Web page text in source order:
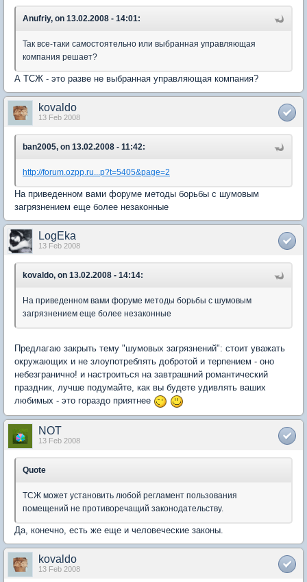
Anufriy, on 13.02.2008 - 14:01:
Так все-таки самостоятельно или выбранная управляющая
компания решает?
А ТСЖ - это разве не выбранная управляющая компания?
kovaldo
13 Feb 2008
ban2005, on 13.02.2008 - 11:42:
http://forum.ozpp.ru...p?t=5405&page=2
На приведенном вами форуме методы борьбы с шумовым
загрязнением еще более незаконные
LogEka
13 Feb 2008
kovaldo, on 13.02.2008 - 14:14:
На приведенном вами форуме методы борьбы с шумовым
загрязнением еще более незаконные
Предлагаю закрыть тему "шумовых загрязнений": стоит уважать
окружающих и не злоупотреблять добротой и терпением - оно
небезгранично! и настроиться на завтрашний романтический
праздник, лучше подумайте, как вы будете удивлять ваших
любимых - это гораздо приятнее
NOT
13 Feb 2008
Quote
ТСЖ может установить любой регламент пользования
помещений не противоречащий законодательству.
Да, конечно, есть же еще и человеческие законы.
kovaldo
13 Feb 2008